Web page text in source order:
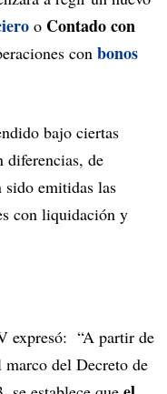
o Contado con
con bonos
bajo ciertas
diferencias, de
sido emitidas las
con liquidación y
expresó: “A partir de
del Decreto de